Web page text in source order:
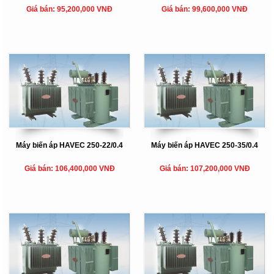
Giá bán: 95,200,000 VNĐ Giá bán: 99,600,000 VNĐ
Máy biến áp HAVEC 250-22/0.4
Giá bán: 106,400,000 VNĐ
Máy biến áp HAVEC 250-35/0.4
Giá bán: 107,200,000 VNĐ